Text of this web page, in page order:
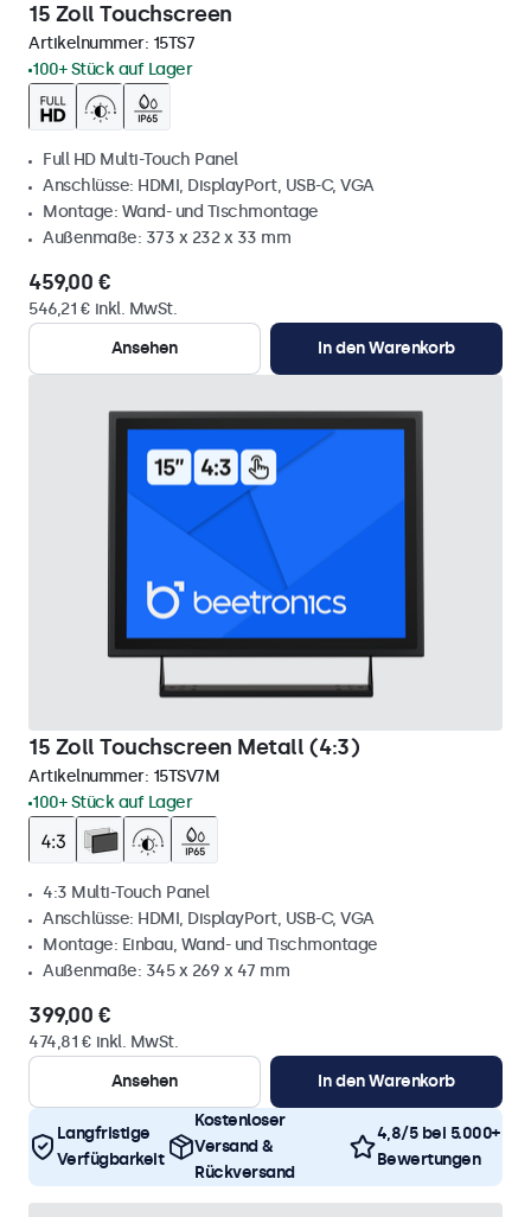
15 Zoll Touchscreen
Artikelnummer: 15TS7
100+ Stück auf Lager
Full HD Multi-Touch Panel
Anschlüsse: HDMI, DisplayPort, USB-C, VGA
Montage: Wand- und Tischmontage
Außenmaße: 373 x 232 x 33 mm
459,00 €
546,21 € inkl. MwSt.
Ansehen
In den Warenkorb
15 Zoll Touchscreen Metall (4:3)
Artikelnummer: 15TSV7M
100+ Stück auf Lager
4:3 Multi-Touch Panel
Anschlüsse: HDMI, DisplayPort, USB-C, VGA
Montage: Einbau, Wand- und Tischmontage
Außenmaße: 345 x 269 x 47 mm
399,00 €
474,81 € inkl. MwSt.
Ansehen
In den Warenkorb
Langfristige
Verfügbarkeit
Kostenloser
Versand &
Rückversand
4,8/5 bei 5.000+
Bewertungen